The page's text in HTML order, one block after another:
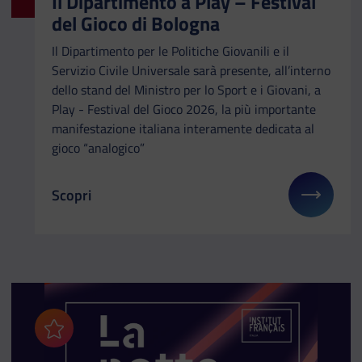
del Gioco di Bologna
Il Dipartimento per le Politiche Giovanili e il
Servizio Civile Universale sarà presente, all’interno
dello stand del Ministro per lo Sport e i Giovani, a
Play - Festival del Gioco 2026, la più importante
manifestazione italiana interamente dedicata al
gioco “analogico”
Il link ti porterà ad avere maggiori dettagli su: Il
Scopri
Aggiungi ai preferiti